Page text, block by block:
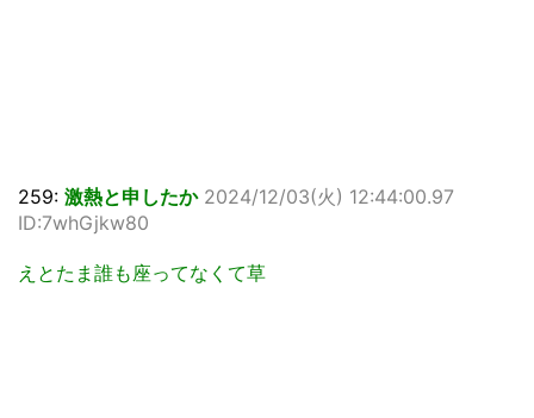
259: 激熱と申したか 2024/12/03(火) 12:44:00.97
ID:7whGjkw80
えとたま誰も座ってなくて草